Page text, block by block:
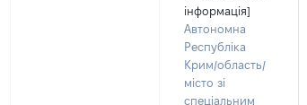
інформація]
Автономна
Республіка
Крим/область/
місто зі
спеціальним